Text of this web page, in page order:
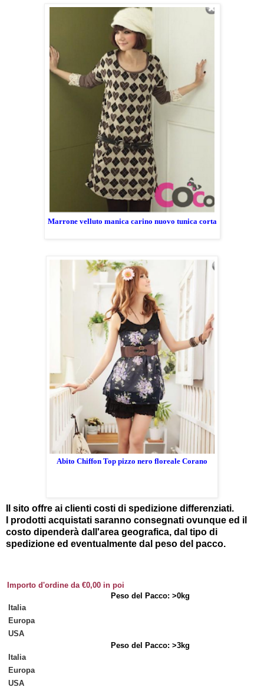
Marrone velluto manica carino nuovo tunica corta
Abito Chiffon Top pizzo nero floreale Corano
Il sito offre ai clienti costi di spedizione differenziati.
I prodotti acquistati saranno consegnati ovunque ed il
costo dipenderà dall'area geografica, dal tipo di
spedizione ed eventualmente dal peso del pacco.
Importo d'ordine da €0,00 in poi
Peso del Pacco: >0kg
Italia
Europa
USA
Peso del Pacco: >3kg
Italia
Europa
USA